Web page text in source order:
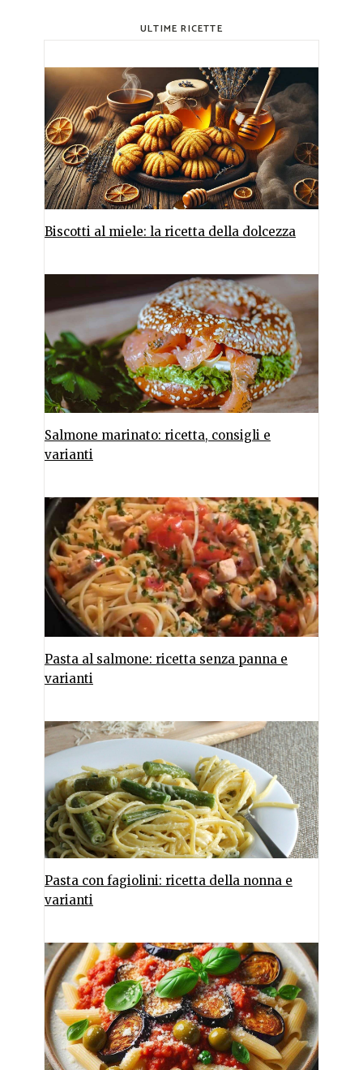
ULTIME RICETTE
Biscotti al miele: la ricetta della dolcezza
Salmone marinato: ricetta, consigli e
varianti
Pasta al salmone: ricetta senza panna e
varianti
Pasta con fagiolini: ricetta della nonna e
varianti